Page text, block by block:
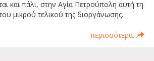
και πάλι, στην Αγία Πετρούπολη αυτή τη
μικρού τελικού της διοργάνωσης.
περισσότερα...